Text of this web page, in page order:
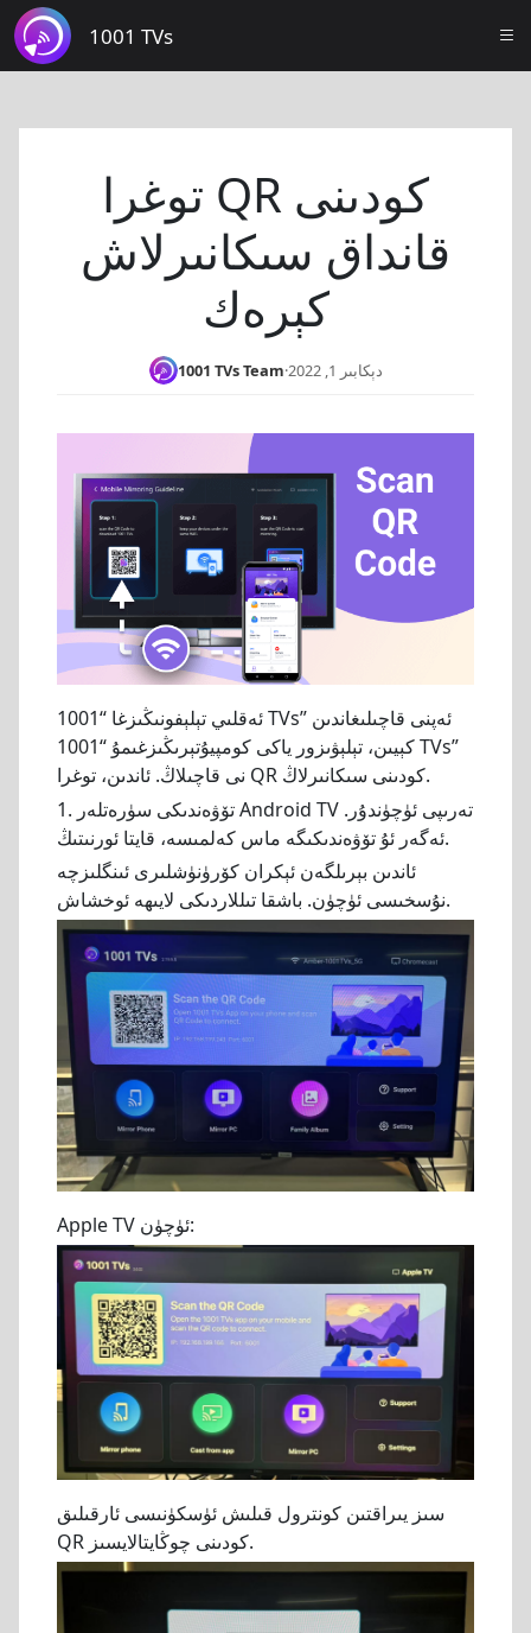
1001 TVs
توغرا QR كودىنى
قانداق سىكانىرلاش
كېرەك
1001 TVs Team· دېكابىر 1, 2022
ئەقلىي تېلېفونىڭىزغا “1001 TVs” ئەپنى قاچىلىغاندىن
كېيىن، تېلېۋىزور ياكى كومپيۇتېرىڭىزغىمۇ “1001 TVs”
نى قاچىلاڭ. ئاندىن، توغرا QR كودىنى سىكانىرلاڭ.
1. تۆۋەندىكى سۈرەتلەر Android TV تەرىپى ئۈچۈندۇر.
ئەگەر ئۇ تۆۋەندىكىگە ماس كەلمىسە، قايتا ئورنىتىڭ.
ئاندىن بېرىلگەن ئېكران كۆرۈنۈشلىرى ئىنگلىزچە
نۇسخىسى ئۈچۈن. باشقا تىللاردىكى لايىھە ئوخشاش.
Apple TV ئۈچۈن:
سىز يىراقتىن كونترول قىلىش ئۈسكۈنىسى ئارقىلىق
QR كودىنى چوڭايتالايسىز.